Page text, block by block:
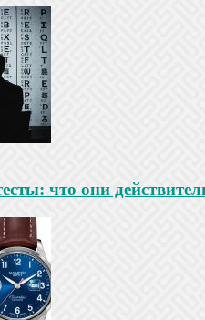
что они